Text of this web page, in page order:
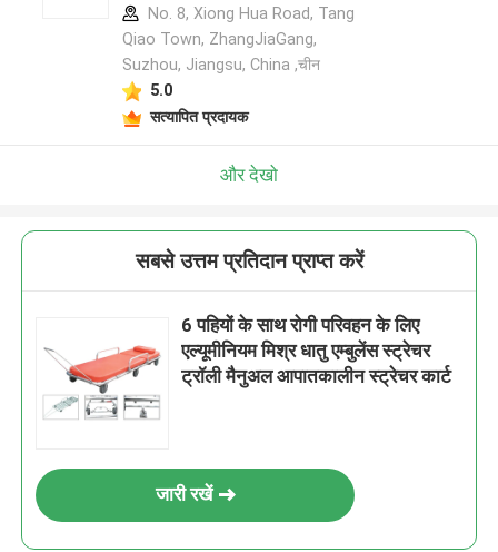
No. 8, Xiong Hua Road, Tang
Qiao Town, ZhangJiaGang,
Suzhou, Jiangsu, China ,चीन
5.0
सत्यापित प्रदायक
और देखो
सबसे उत्तम प्रतिदान प्राप्त करें
6 पहियों के साथ रोगी परिवहन के लिए
एल्यूमीनियम मिश्र धातु एम्बुलेंस स्ट्रेचर
ट्रॉली मैनुअल आपातकालीन स्ट्रेचर कार्ट
जारी रखें